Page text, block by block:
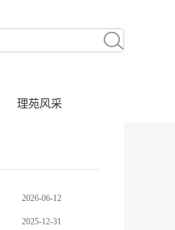
理苑风采
2026-06-12
2025-12-31